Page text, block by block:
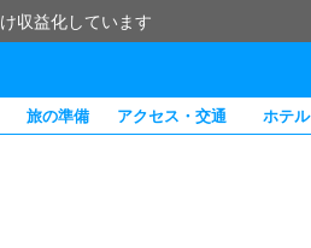
収益化しています
旅の準備 アクセス・交通 ホテル